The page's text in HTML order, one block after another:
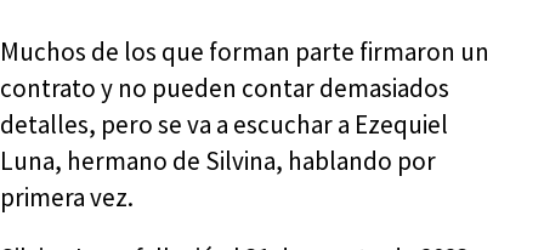
Muchos de los que forman parte firmaron un
contrato y no pueden contar demasiados
detalles, pero se va a escuchar a Ezequiel
Luna, hermano de Silvina, hablando por
primera vez.